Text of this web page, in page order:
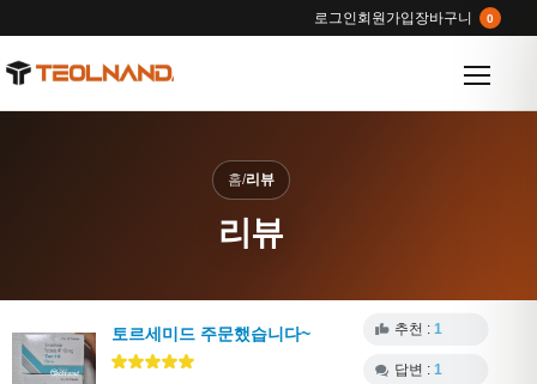
로그인회원가입장바구니 0
홈/리뷰
리뷰
토르세미드 주문했습니다~ 추천 : 1
답변 : 1